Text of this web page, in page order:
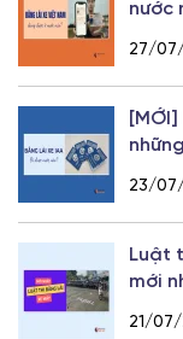
nước
27/
23/
Luật
mới
21/